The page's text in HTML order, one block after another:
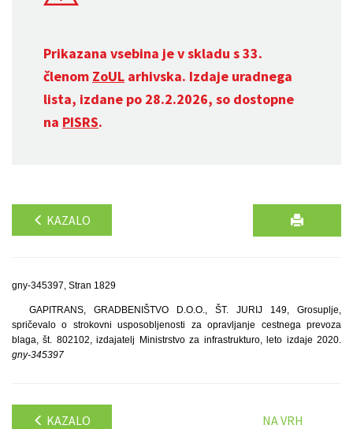
Prikazana vsebina je v skladu s 33.
členom ZoUL arhivska. Izdaje uradnega
lista, izdane po 28.2.2026, so dostopne
na PISRS.
KAZALO
gny-345397, Stran 1829
GAPITRANS, GRADBENIŠTVO D.O.O., ŠT. JURIJ 149, Grosuplje,
spričevalo o strokovni usposobljenosti za opravljanje cestnega prevoza
blaga, št. 802102, izdajatelj Ministrstvo za infrastrukturo, leto izdaje 2020.
gny-345397
KAZALO NA VRH